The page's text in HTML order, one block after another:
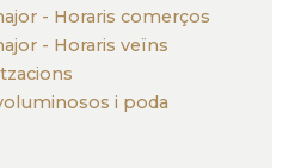
- Horaris comerços
- Horaris veïns
i poda